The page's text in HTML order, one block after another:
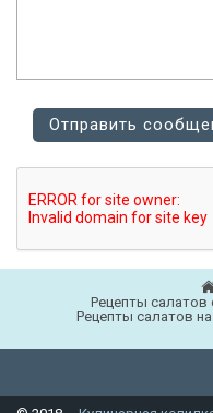
Рецепты
Рецепты салатов